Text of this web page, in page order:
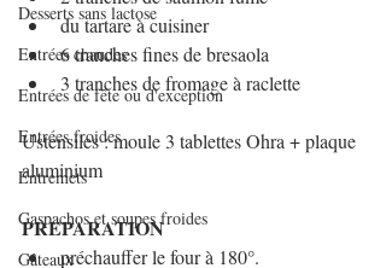
Desserts sans lactose
Entrées chaudes
Entrées de fête ou d'exception
Entrées froides
Entremets
Gaspachos et soupes froides
Gâteaux
du tartare à cuisiner
6 tranches fines de bresaola
3 tranches de fromage à raclette
Ustensiles : moule 3 tablettes Ohra + plaque
aluminium
PREPARATION
préchauffer le four à 180°.